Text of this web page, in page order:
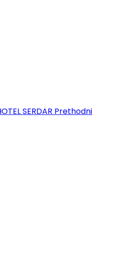
SERDAR Prethodni